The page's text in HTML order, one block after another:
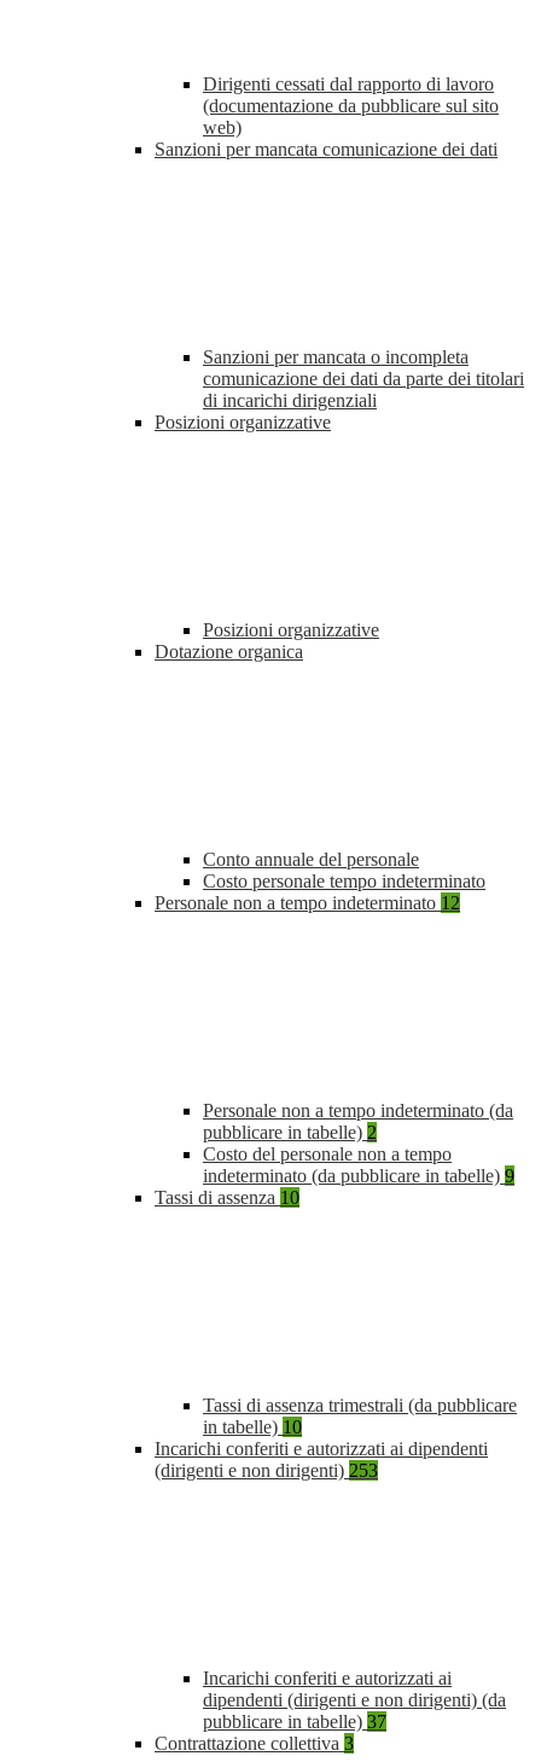
Dirigenti cessati dal rapporto di lavoro
(documentazione da pubblicare sul sito
web)
Sanzioni per mancata comunicazione dei dati
Sanzioni per mancata o incompleta
comunicazione dei dati da parte dei titolari
di incarichi dirigenziali
Posizioni organizzative
Posizioni organizzative
Dotazione organica
Conto annuale del personale
Costo personale tempo indeterminato
Personale non a tempo indeterminato 12
Personale non a tempo indeterminato (da
pubblicare in tabelle) 2
Costo del personale non a tempo
indeterminato (da pubblicare in tabelle) 9
Tassi di assenza 10
Tassi di assenza trimestrali (da pubblicare
in tabelle) 10
Incarichi conferiti e autorizzati ai dipendenti
(dirigenti e non dirigenti) 253
Incarichi conferiti e autorizzati ai
dipendenti (dirigenti e non dirigenti) (da
pubblicare in tabelle) 37
Contrattazione collettiva 3